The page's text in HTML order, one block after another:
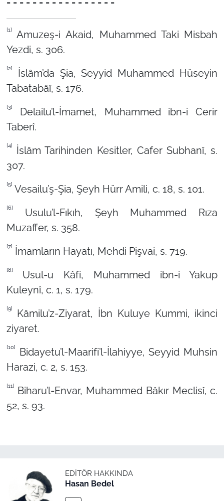
[1]
Amuzeş-i Akaid, Muhammed Taki Misbah
Yezdi, s. 306.
[2]
İslâm’da Şia, Seyyid Muhammed Hüseyin
Tabatabâî, s. 176.
[3]
Delailu’l-İmamet, Muhammed ibn-i Cerir
Taberî.
[4]
İslâm Tarihinden Kesitler, Cafer Subhanî, s.
307.
[5] Vesailu’ş-Şia, Şeyh Hürr Amili, c. 18, s. 101.
[6]
Usulu’l-Fıkıh, Şeyh Muhammed Rıza
Muzaffer, s. 358.
[7] İmamların Hayatı, Mehdi Pişvai, s. 719.
[8]
Usul-u Kâfi, Muhammed ibn-i Yakup
Kuleynî, c. 1, s. 179.
[9]
Kâmilu’z-Ziyarat, İbn Kuluye Kummi, ikinci
ziyaret.
[10]
Bidayetu’l-Maarifi’l-İlahiyye, Seyyid Muhsin
Harazi, c. 2, s. 153.
[11]
Biharu’l-Envar, Muhammed Bâkır Meclisî, c.
52, s. 93.
EDITÖR HAKKINDA
Hasan Bedel